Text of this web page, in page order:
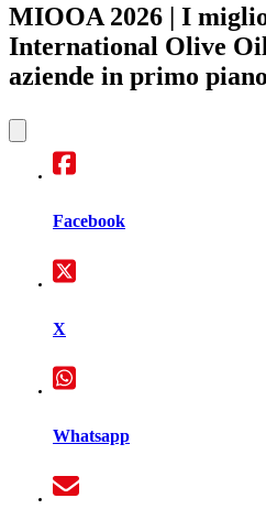
MIOOA 2026 | I
International Olive
aziende in primo piano
Facebook
X
Whatsapp